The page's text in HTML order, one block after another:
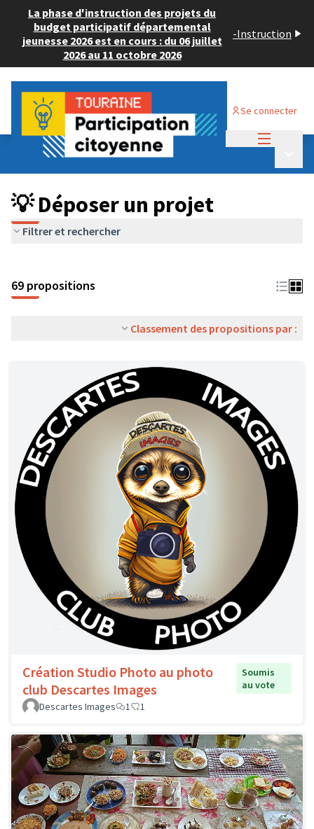
La phase d'instruction des projets du
budget participatif départemental
jeunesse 2026 est en cours : du 06 juillet
2026 au 11 octobre 2026
-Instruction
Se connecter
Budget Participatif ADULTE 2024
💡 Déposer un projet
💡 Déposer un projet
Filtrer et rechercher
69 propositions
Classement des propositions par :
Création Studio Photo au photo
club Descartes Images
Soumis
au vote
Descartes Images
1 1